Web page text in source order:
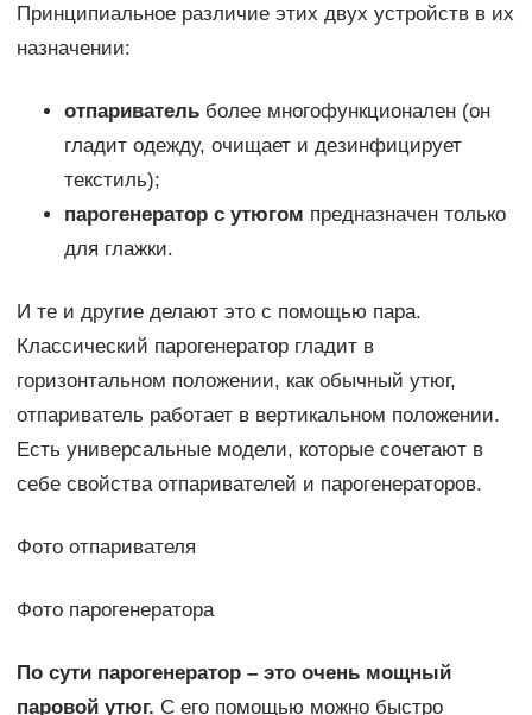
Принципиальное различие этих двух устройств в их
назначении:
отпаривательболее многофункционален (он
гладит одежду, очищает и дезинфицирует
текстиль);
парогенератор с утюгом предназначен только
для глажки.
И те и другие делают это с помощью пара.
Классический парогенератор гладит в
горизонтальном положении, как обычный утюг,
отпариватель работает в вертикальном положении.
Есть универсальные модели, которые сочетают в
себе свойства отпаривателей и парогенераторов.
Фото отпаривателя
Фото парогенератора
По сути парогенератор – это очень мощный
паровой утюг. С его помощью можно быстро